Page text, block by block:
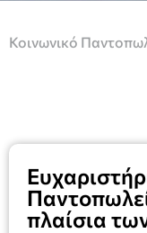
Κοινωνικό
πλαίσια